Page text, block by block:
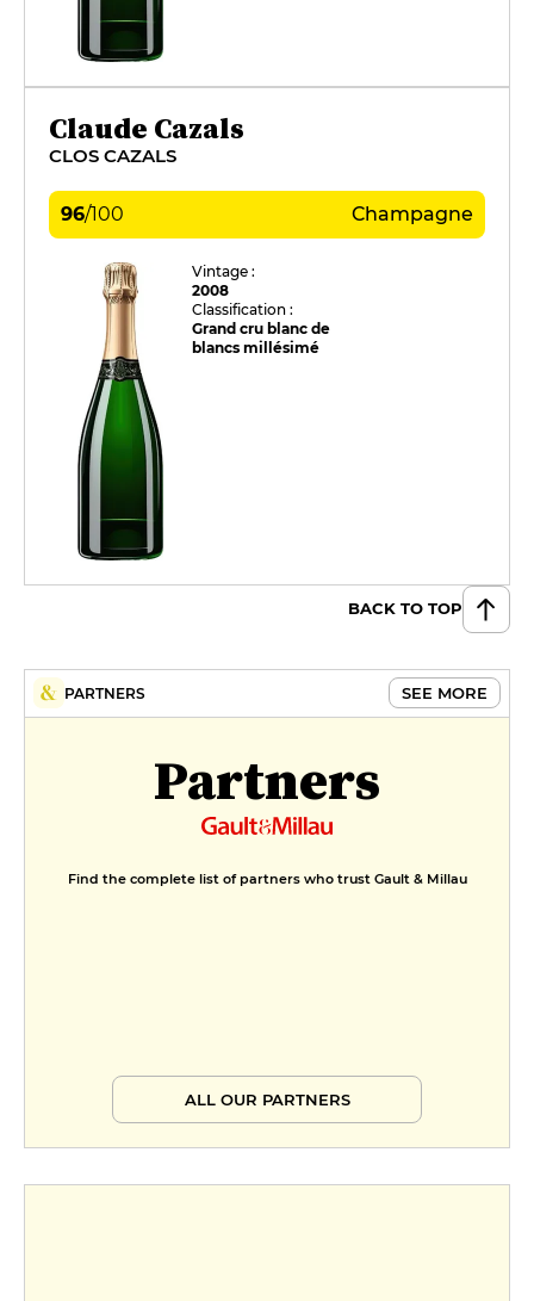
Claude Cazals
CLOS CAZALS
96/100 Champagne
Vintage :
2008
Classification :
Grand cru blanc de
blancs millésimé
BACK TO TOP
PARTNERS SEE MORE
Partners
Find the complete list of partners who trust Gault & Millau
ALL OUR PARTNERS